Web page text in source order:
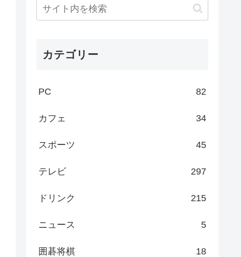
カテゴリー
PC 82
カフェ 34
スポーツ 45
テレビ 297
ドリンク 215
ニュース 5
囲碁将棋 18